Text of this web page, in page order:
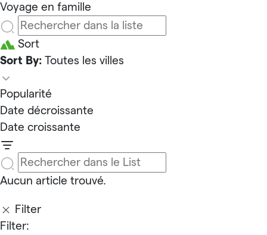
Voyage en famille
Sort
Sort By: Toutes les villes
Popularité
Date décroissante
Date croissante
Aucun article trouvé.
Filter
Filter: